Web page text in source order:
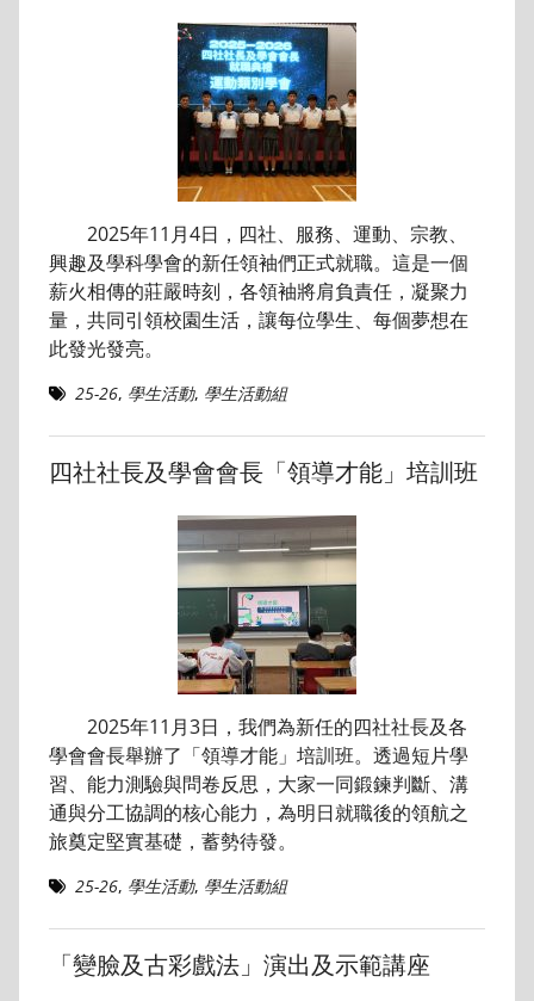
2025年11月4日，四社、服務、運動、宗教、
興趣及學科學會的新任領袖們正式就職。這是一個
薪火相傳的莊嚴時刻，各領袖將肩負責任，凝聚力
量，共同引領校園生活，讓每位學生、每個夢想在
此發光發亮。
25-26, 學生活動, 學生活動組
四社社長及學會會長「領導才能」培訓班
2025年11月3日，我們為新任的四社社長及各
學會會長舉辦了「領導才能」培訓班。透過短片學
習、能力測驗與問卷反思，大家一同鍛鍊判斷、溝
通與分工協調的核心能力，為明日就職後的領航之
旅奠定堅實基礎，蓄勢待發。
25-26, 學生活動, 學生活動組
「變臉及古彩戲法」演出及示範講座